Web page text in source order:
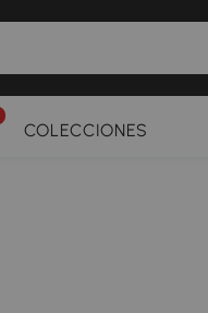
COLECCIONES